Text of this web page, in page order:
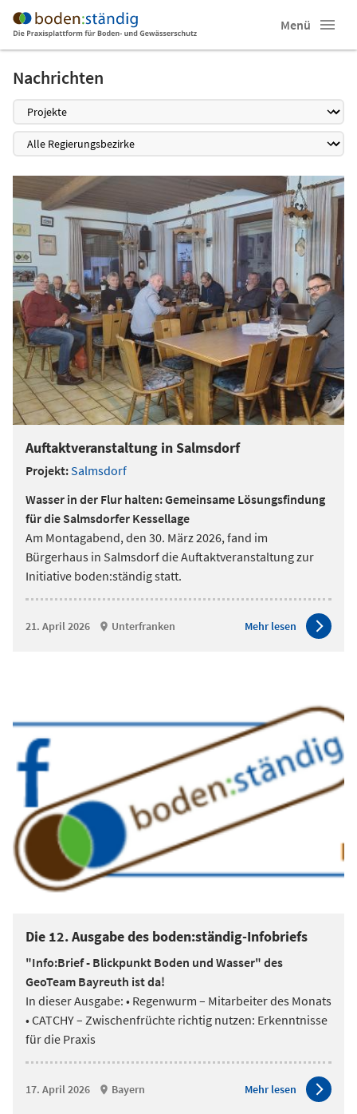
Menü
Nachrichten
Auftaktveranstaltung in Salmsdorf
Projekt:Salmsdorf
Wasser in der Flur halten: Gemeinsame Lösungsfindung
für die Salmsdorfer Kessellage
Am Montagabend, den 30. März 2026, fand im
Bürgerhaus in Salmsdorf die Auftaktveranstaltung zur
Initiative boden:ständig statt.
21. April 2026 Unterfranken Mehr lesen
Die 12. Ausgabe des boden:ständig-Infobriefs
"Info:Brief - Blickpunkt Boden und Wasser" des
GeoTeam Bayreuth ist da!
In dieser Ausgabe: • Regenwurm – Mitarbeiter des Monats
• CATCHY – Zwischenfrüchte richtig nutzen: Erkenntnisse
für die Praxis
17. April 2026 Bayern Mehr lesen